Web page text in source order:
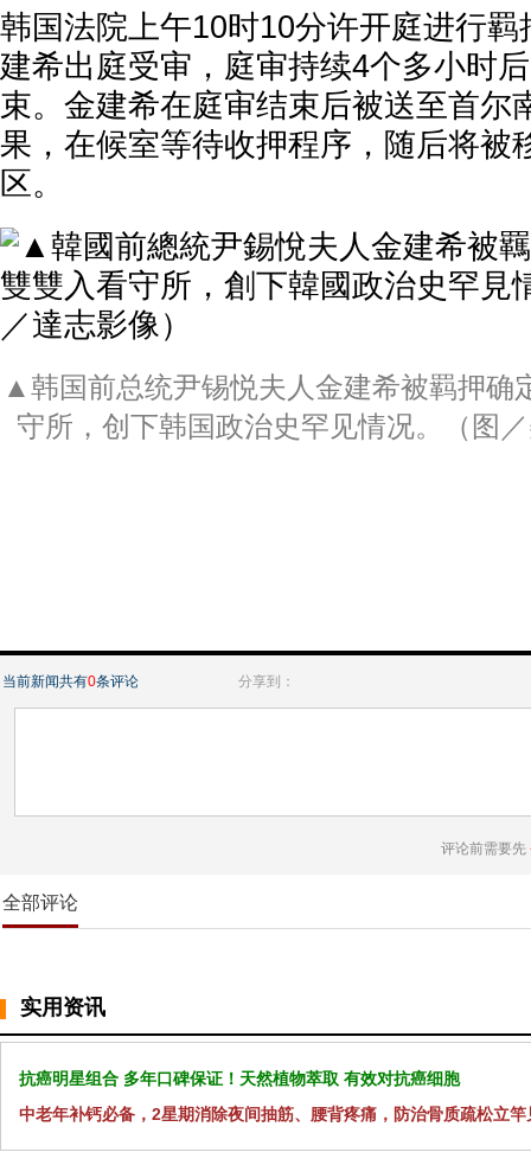
韩国法院上午10时10分许开庭进行
建希出庭受审，庭审持续4个多小时
束。金建希在庭审结束后被送至首尔
果，在候室等待收押程序，随后将被
区。
▲韩国前总统尹锡悦夫人金建希被羁押确
守所，创下韩国政治史罕见情况。（图
当前新闻共有0条评论 分享到：
评论前需要先
全部评论
实用资讯
抗癌明星组合 多年口碑保证！天然植物萃取 有效对抗癌细胞
中老年补钙必备，2星期消除夜间抽筋、腰背疼痛，防治骨质疏松立竿